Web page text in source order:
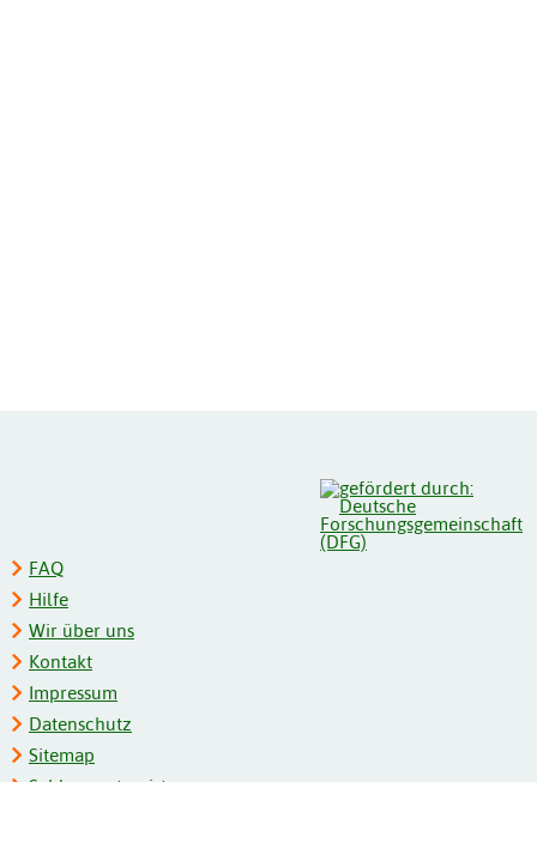
FAQ
Hilfe
Wir über uns
Kontakt
Impressum
Datenschutz
Sitemap
Schlagwortregister